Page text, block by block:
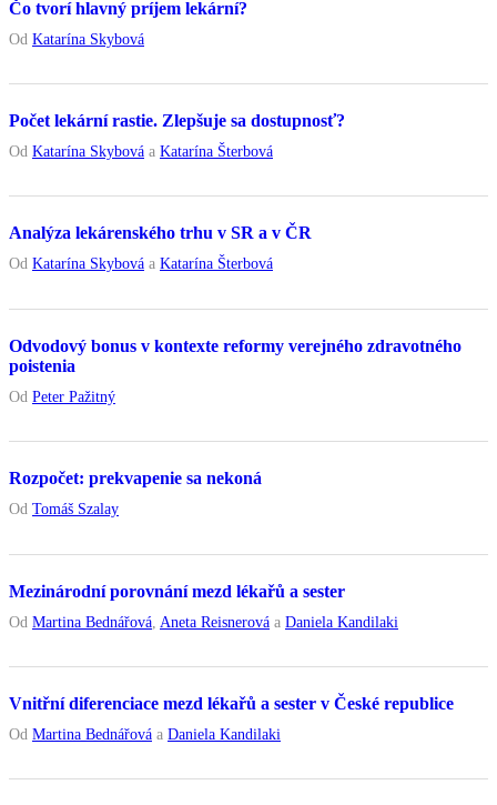
Čo tvorí hlavný príjem lekární?
Od Katarína Skybová
Počet lekární rastie. Zlepšuje sa dostupnosť?
Od Katarína Skybová a Katarína Šterbová
Analýza lekárenského trhu v SR a v ČR
Od Katarína Skybová a Katarína Šterbová
Odvodový bonus v kontexte reformy verejného zdravotného
poistenia
Od Peter Pažitný
Rozpočet: prekvapenie sa nekoná
Od Tomáš Szalay
Mezinárodní porovnání mezd lékařů a sester
Od Martina Bednářová Aneta Reisnerová a Daniela Kandilaki
Vnitřní diferenciace mezd lékařů a sester v České republice
Od Martina Bednářová a Daniela Kandilaki